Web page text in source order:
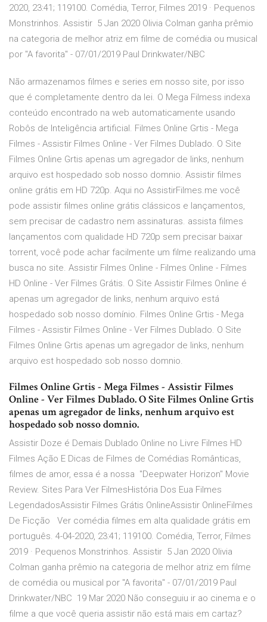
2020, 23:41; 119100. Comédia, Terror, Filmes 2019 · Pequenos
Monstrinhos. Assistir 5 Jan 2020 Olivia Colman ganha prêmio
na categoria de melhor atriz em filme de comédia ou musical
por "A favorita" - 07/01/2019 Paul Drinkwater/NBC
Não armazenamos filmes e series em nosso site, por isso
que é completamente dentro da lei. O Mega Filmess indexa
conteúdo encontrado na web automaticamente usando
Robôs de Inteligência artificial. Filmes Online Grtis - Mega
Filmes - Assistir Filmes Online - Ver Filmes Dublado. O Site
Filmes Online Grtis apenas um agregador de links, nenhum
arquivo est hospedado sob nosso domnio. Assistir filmes
online grátis em HD 720p. Aqui no AssistirFilmes.me você
pode assistir filmes online grátis clássicos e lançamentos,
sem precisar de cadastro nem assinaturas. assista filmes
lançamentos com qualidade HD 720p sem precisar baixar
torrent, você pode achar facilmente um filme realizando uma
busca no site. Assistir Filmes Online - Filmes Online - Filmes
HD Online - Ver Filmes Grátis. O Site Assistir Filmes Online é
apenas um agregador de links, nenhum arquivo está
hospedado sob nosso domínio. Filmes Online Grtis - Mega
Filmes - Assistir Filmes Online - Ver Filmes Dublado. O Site
Filmes Online Grtis apenas um agregador de links, nenhum
arquivo est hospedado sob nosso domnio.
Filmes Online Grtis - Mega Filmes - Assistir Filmes
Online - Ver Filmes Dublado. O Site Filmes Online Grtis
apenas um agregador de links, nenhum arquivo est
hospedado sob nosso domnio.
Assistir Doze é Demais Dublado Online no Livre Filmes HD
Filmes Ação E Dicas de Filmes de Comédias Românticas,
filmes de amor, essa é a nossa "Deepwater Horizon" Movie
Review. Sites Para Ver FilmesHistória Dos Eua Filmes
LegendadosAssistir Filmes Grátis OnlineAssistir OnlineFilmes
De Ficção Ver comédia filmes em alta qualidade grátis em
português. 4-04-2020, 23:41; 119100. Comédia, Terror, Filmes
2019 · Pequenos Monstrinhos. Assistir 5 Jan 2020 Olivia
Colman ganha prêmio na categoria de melhor atriz em filme
de comédia ou musical por "A favorita" - 07/01/2019 Paul
Drinkwater/NBC 19 Mar 2020 Não conseguiu ir ao cinema e o
filme a que você queria assistir não está mais em cartaz?